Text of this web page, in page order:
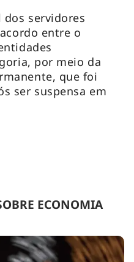
ECONOMIA
servidores
entre o
por meio da
que foi
ser suspensa em